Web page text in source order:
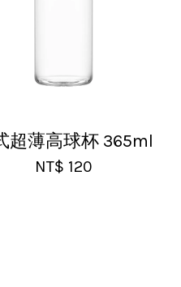
超薄高球杯 365ml
NT$ 120